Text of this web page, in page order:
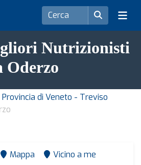
Nutrizionisti
Oderzo
di Veneto - Treviso
Mappa Vicino a me